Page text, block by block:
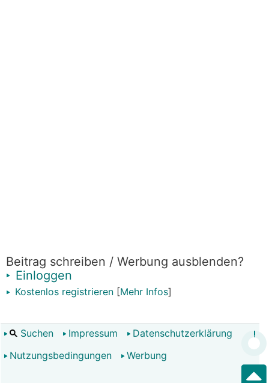
Beitrag schreiben / Werbung ausblenden?
Einloggen
Kostenlos registrieren [Mehr Infos]
Suchen Impressum
Datenschutzerklärung
Nutzungsbedingungen
Werbung